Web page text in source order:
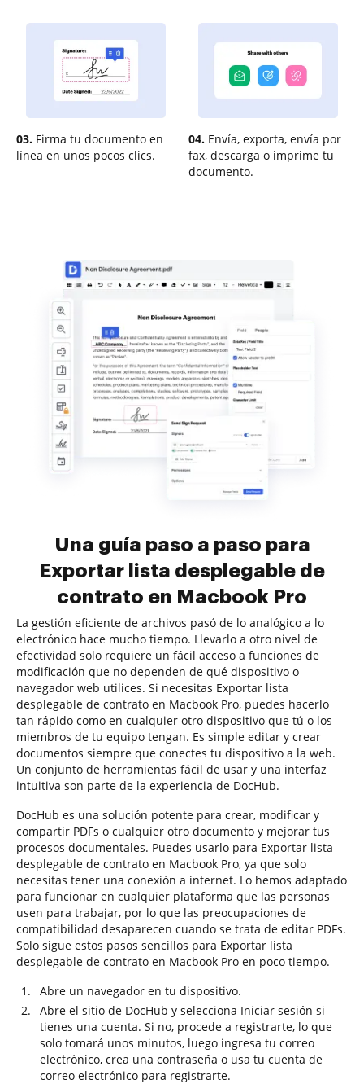
03. Firma tu documento en
línea en unos pocos clics.
04. Envía, exporta, envía por
fax, descarga o imprime tu
documento.
Una guía paso a paso para
Exportar lista desplegable de
contrato en Macbook Pro
La gestión eficiente de archivos pasó de lo analógico a lo
electrónico hace mucho tiempo. Llevarlo a otro nivel de
efectividad solo requiere un fácil acceso a funciones de
modificación que no dependen de qué dispositivo o
navegador web utilices. Si necesitas Exportar lista
desplegable de contrato en Macbook Pro, puedes hacerlo
tan rápido como en cualquier otro dispositivo que tú o los
miembros de tu equipo tengan. Es simple editar y crear
documentos siempre que conectes tu dispositivo a la web.
Un conjunto de herramientas fácil de usar y una interfaz
intuitiva son parte de la experiencia de DocHub.
DocHub es una solución potente para crear, modificar y
compartir PDFs o cualquier otro documento y mejorar tus
procesos documentales. Puedes usarlo para Exportar lista
desplegable de contrato en Macbook Pro, ya que solo
necesitas tener una conexión a internet. Lo hemos adaptado
para funcionar en cualquier plataforma que las personas
usen para trabajar, por lo que las preocupaciones de
compatibilidad desaparecen cuando se trata de editar PDFs.
Solo sigue estos pasos sencillos para Exportar lista
desplegable de contrato en Macbook Pro en poco tiempo.
Abre un navegador en tu dispositivo.
Abre el sitio de DocHub y selecciona Iniciar sesión si
tienes una cuenta. Si no, procede a registrarte, lo que
solo tomará unos minutos, luego ingresa tu correo
electrónico, crea una contraseña o usa tu cuenta de
correo electrónico para registrarte.